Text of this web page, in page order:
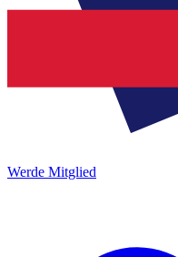
Werde Mitglied